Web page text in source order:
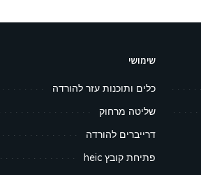
שימושי
כלים ותוכנות עזר להורדה
שליטה מרחוק
דרייברים להורדה
פתיחת קובץ heic